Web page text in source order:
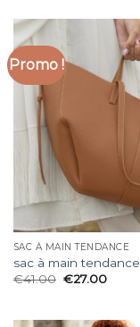
Promo !
SAC À MAIN TENDANCE
sac à main tendance
€41.00 €27.00